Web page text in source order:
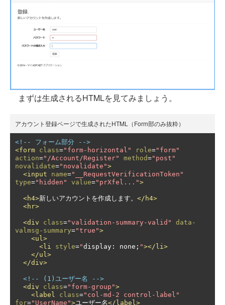
まずは生成されるHTMLを見てみましょう。
アカウント登録ページで生成されたHTML（Form部のみ抜粋）
<!-- フォーム部分 -->
<form class="form-horizontal" role="form"
action="/Account/Register" method="post"
novalidate="novalidate">
<input
name="__RequestVerificationToken"
type="hidden" value="prXfel...">
<h4>新しいアカウントを作成します。 </h4>
<hr>
<div class="validation-summary-valid"
data-
valmsg-summary="true">
<ul>
<li
style="display : none ; "></li>
</ul>
</div>
<!-- (1)ユーザー名 -->
<div
class="form-group">
<label
class="col-md-2 control-label"
for="UserName">ユーザー名</label>